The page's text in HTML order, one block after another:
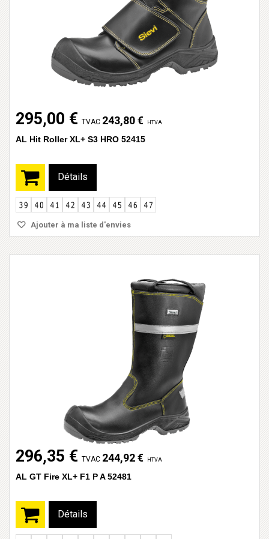
295,00 € TVAC 243,80 € HTVA
AL Hit Roller XL+ S3 HRO 52415
Détails
Ajouter à ma liste d'envies
296,35 € TVAC 244,92 € HTVA
AL GT Fire XL+ F1 P A 52481
Détails